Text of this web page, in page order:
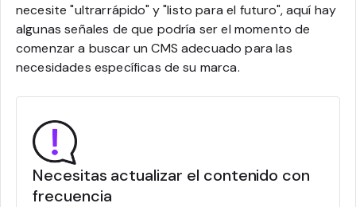
necesite "ultrarrápido" y "listo para el futuro", aquí hay
algunas señales de que podría ser el momento de
comenzar a buscar un CMS adecuado para las
necesidades específicas de su marca.
Necesitas actualizar el contenido con
frecuencia